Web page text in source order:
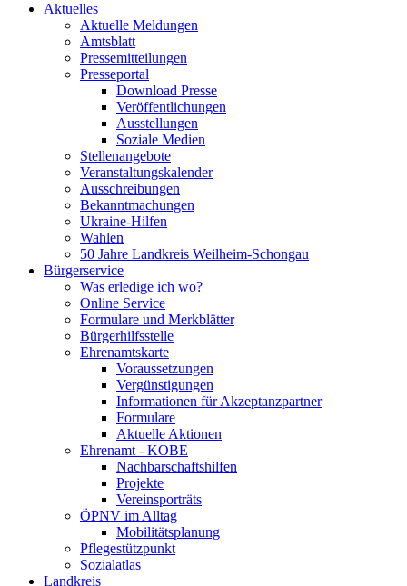
Aktuelles
Aktuelle Meldungen
Amtsblatt
Pressemitteilungen
Presseportal
Download Presse
Veröffentlichungen
Ausstellungen
Soziale Medien
Stellenangebote
Veranstaltungskalender
Ausschreibungen
Bekanntmachungen
Ukraine-Hilfen
Wahlen
50 Jahre Landkreis Weilheim-Schongau
Bürgerservice
Was erledige ich wo?
Online Service
Formulare und Merkblätter
Bürgerhilfsstelle
Ehrenamtskarte
Voraussetzungen
Vergünstigungen
Informationen für Akzeptanzpartner
Formulare
Aktuelle Aktionen
Ehrenamt - KOBE
Nachbarschaftshilfen
Projekte
Vereinsporträts
ÖPNV im Alltag
Mobilitätsplanung
Pflegestützpunkt
Sozialatlas
Landkreis